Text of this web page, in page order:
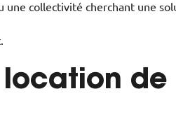
collectivité cherchant une
de